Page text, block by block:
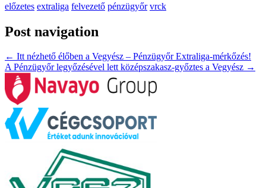
előzetes extraliga felvezető pénzügyőr vrck
Post navigation
← Itt nézhető élőben a Vegyész – Pénzügyőr Extraliga-mérkőzés!
A Pénzügyőr legyőzésével lett középszakasz-győztes a Vegyész →